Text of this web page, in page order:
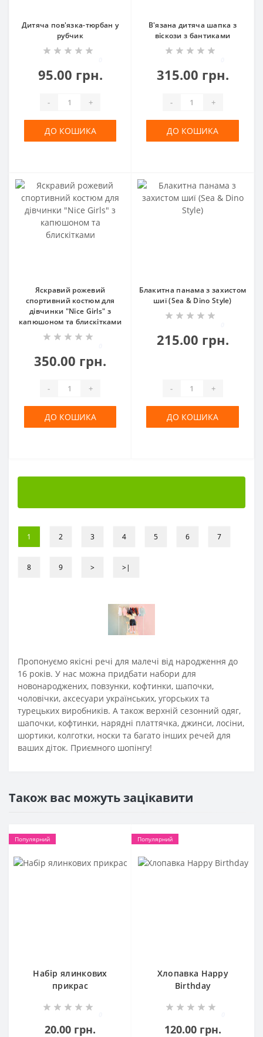
Дитяча пов'язка-тюрбан у
рубчик
95.00 грн.
- +
ДО КОШИКА
В'язана дитяча шапка з
віскози з бантиками
315.00 грн.
- +
ДО КОШИКА
Яскравий рожевий
спортивний костюм для
дівчинки "Nice Girls" з
капюшоном та блискітками
350.00 грн.
- +
ДО КОШИКА
Блакитна панама з захистом
шиї (Sea & Dino Style)
215.00 грн.
- +
ДО КОШИКА
1 2 3 4 5 6 7
8 9 > >|
Пропонуємо якісні речі для малечі від народження до
16 років. У нас можна придбати набори для
новонароджених, повзунки, кофтинки, шапочки,
чоловічки, аксесуари українських, угорських та
турецьких виробників. А також верхній сезонний одяг,
шапочки, кофтинки, нарядні платтячка, джинси, лосіни,
шортики, колготки, носки та багато інших речей для
ваших діток. Приємного шопінгу!
Також вас можуть зацікавити
Популярний
Набір ялинкових
прикрас
20.00 грн.
Популярний
Хлопавка Happy
Birthday
120.00 грн.